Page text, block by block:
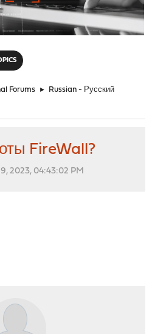
Forums ► Russian - Русский
FireWall?
2023, 04:43:02 PM